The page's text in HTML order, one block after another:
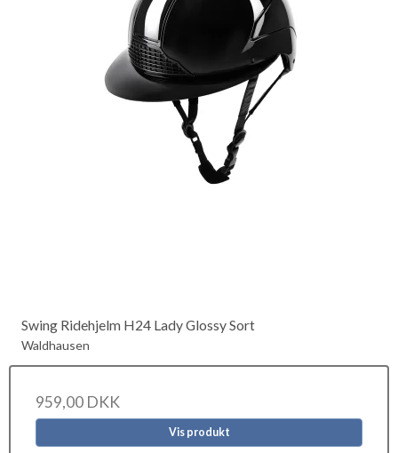
Swing Ridehjelm H24 Lady Glossy Sort
Waldhausen
959,00 DKK
Vis produkt